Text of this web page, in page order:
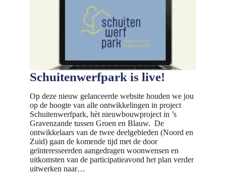
Schuitenwerfpark is live!
Op deze nieuw gelanceerde website houden we jou
op de hoogte van alle ontwikkelingen in project
Schuitenwerfpark, hèt nieuwbouwproject in ’s
Gravenzande tussen Groen en Blauw. De
ontwikkelaars van de twee deelgebieden (Noord en
Zuid) gaan de komende tijd met de door
geïnteresseerden aangedragen woonwensen en
uitkomsten van de participatieavond het plan verder
uitwerken naar…